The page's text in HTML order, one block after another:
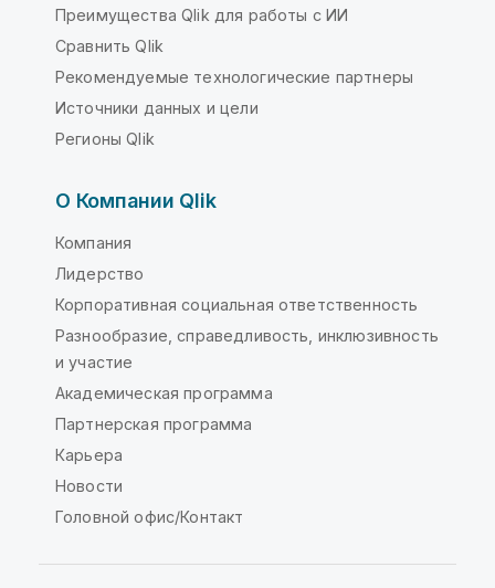
Преимущества Qlik для работы с ИИ
Сравнить Qlik
Рекомендуемые технологические партнеры
Источники данных и цели
Регионы Qlik
О Компании Qlik
Компания
Лидерство
Корпоративная социальная ответственность
Разнообразие, справедливость, инклюзивность
и участие
Академическая программа
Партнерская программа
Карьера
Новости
Головной офис/Контакт